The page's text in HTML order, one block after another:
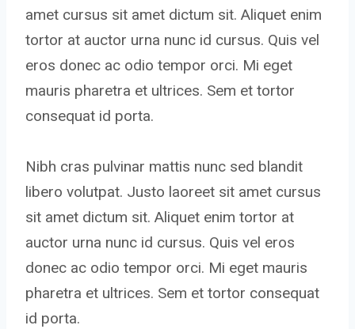
amet cursus sit amet dictum sit. Aliquet enim
tortor at auctor urna nunc id cursus. Quis vel
eros donec ac odio tempor orci. Mi eget
mauris pharetra et ultrices. Sem et tortor
consequat id porta.
Nibh cras pulvinar mattis nunc sed blandit
libero volutpat. Justo laoreet sit amet cursus
sit amet dictum sit. Aliquet enim tortor at
auctor urna nunc id cursus. Quis vel eros
donec ac odio tempor orci. Mi eget mauris
pharetra et ultrices. Sem et tortor consequat
id porta.